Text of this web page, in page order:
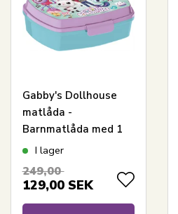
Gabby's Dollhouse
matlåda -
Barnmatlåda med 1
fackI lager
249,00
129,00 SEK